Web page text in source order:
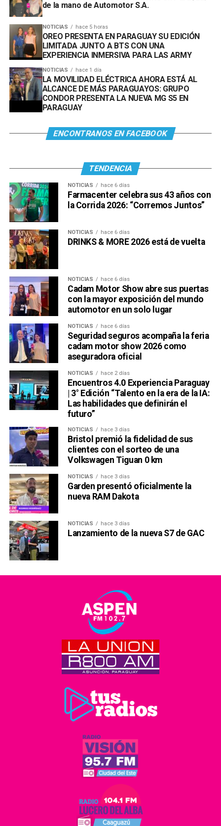
de la mano de Automotor S.A.
NOTICIAS hace 5 horas
OREO PRESENTA EN PARAGUAY SU EDICIÓN
LIMITADA JUNTO A BTS CON UNA
EXPERIENCIA INMERSIVA PARA LAS ARMY
NOTICIAS hace 1 día
LA MOVILIDAD ELÉCTRICA AHORA ESTÁ AL
ALCANCE DE MÁS PARAGUAYOS: GRUPO
CONDOR PRESENTA LA NUEVA MG S5 EN
PARAGUAY
ENCONTRANOS EN FACEBOOK
TENDENCIA
NOTICIAS hace 6 días
Farmacenter celebra sus 43 años con
la Corrida 2026: “Corremos Juntos”
NOTICIAS hace 6 días
DRINKS & MORE 2026 está de vuelta
NOTICIAS hace 6 días
Cadam Motor Show abre sus puertas
con la mayor exposición del mundo
automotor en un solo lugar
NOTICIAS hace 6 días
Seguridad seguros acompaña la feria
cadam motor show 2026 como
aseguradora oficial
NOTICIAS hace 2 días
Encuentros 4.0 Experiencia Paraguay
| 3° Edición “Talento en la era de la IA:
Las habilidades que definirán el
futuro”
NOTICIAS hace 3 días
Bristol premió la fidelidad de sus
clientes con el sorteo de una
Volkswagen Tiguan 0 km
NOTICIAS hace 3 días
Garden presentó oficialmente la
nueva RAM Dakota
NOTICIAS hace 3 días
Lanzamiento de la nueva S7 de GAC